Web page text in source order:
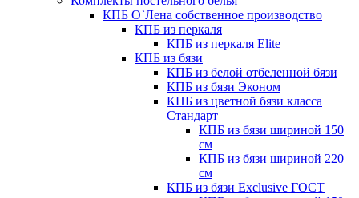
КПБ О`Лена собственное производство
КПБ из перкаля
КПБ из перкаля Elite
КПБ из бязи
КПБ из белой отбеленной бязи
КПБ из бязи Эконом
КПБ из цветной бязи класса
Стандарт
КПБ из бязи шириной 150
см
КПБ из бязи шириной 220
см
КПБ из бязи Exclusive ГОСТ